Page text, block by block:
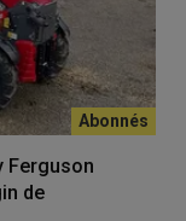
Ferguson
de